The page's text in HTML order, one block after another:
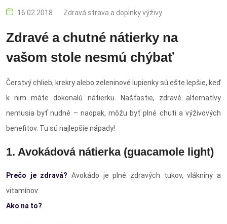
16.02.2018 Zdravá strava a doplnky výživy
Zdravé a chutné nátierky na
vašom stole nesmú chýbať
Čerstvý chlieb, krekry alebo zeleninové lupienky sú ešte lepšie, keď
k nim máte dokonalú nátierku. Našťastie, zdravé alternatívy
nemusia byť nudné – naopak, môžu byť plné chuti a výživových
benefitov. Tu sú najlepšie nápady!
1. Avokádová nátierka (guacamole light)
Prečo je zdravá? Avokádo je plné zdravých tukov, vlákniny a
vitamínov.
Ako na to?